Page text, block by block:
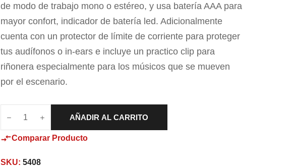
de modo de trabajo mono o estéreo, y usa batería AAA para
mayor confort, indicador de batería led. Adicionalmente
cuenta con un protector de límite de corriente para proteger
tus audífonos o in-ears e incluye un practico clip para
riñonera especialmente para los músicos que se mueven
por el escenario.
AÑADIR AL CARRITO
Comparar Producto
SKU: 5408